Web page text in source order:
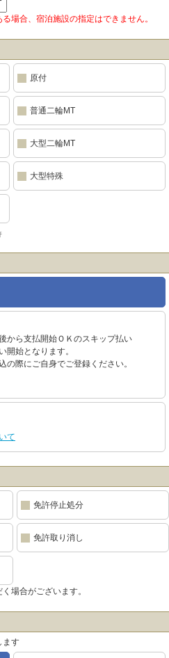
場合、宿泊施設の指定はできません。
原付
普通二輪MT
大型二輪MT
大型特殊
から支払開始ＯＫのスキップ払い
始となります。
の際にご自身でご登録ください。
て
免許停止処分
免許取り消し
場合がございます。
ます